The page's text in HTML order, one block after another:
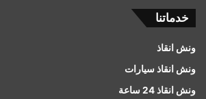
خدماتنا
ونش انقاذ
ونش انقاذ سيارات
ونش انقاذ 24 ساعة